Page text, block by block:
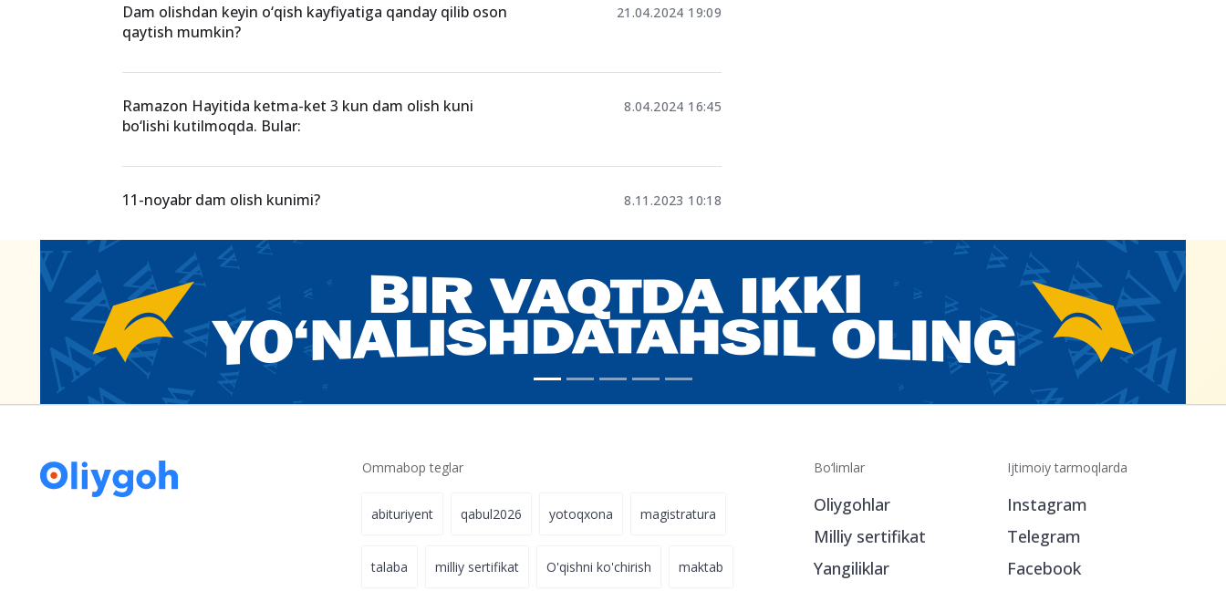
Dam olishdan keyin o‘qish kayfiyatiga qanday qilib oson
qaytish mumkin?
21.04.2024 19:09
Ramazon Hayitida ketma-ket 3 kun dam olish kuni
bo‘lishi kutilmoqda. Bular:
8.04.2024 16:45
11-noyabr dam olish kunimi? 8.11.2023 10:18
Ommabop teglar
abituriyent qabul2026 yotoqxona magistratura
talaba milliy sertifikat O'qishni ko'chirish maktab
Bo‘limlar
Oliygohlar
Milliy sertifikat
Yangiliklar
Ijtimoiy tarmoqlarda
Instagram
Telegram
Facebook